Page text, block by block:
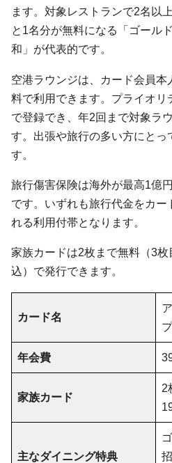
ます。対象レストランで2名以
と1名分が無料になる「ゴール
和」が代表的です。
空港ラウンジは、カード会員
料で利用できます。プライオ
で登録でき、年2回まで対象ラ
す。出張や旅行の多い方にとっ
す。
旅行傷害保険は海外が最高1億
です。いずれも旅行代金をカー
れる利用付帯となります。
家族カードは2枚まで無料（3
込）で発行できます。
カード名
年会費
家族カード
2
主なダイニング特典